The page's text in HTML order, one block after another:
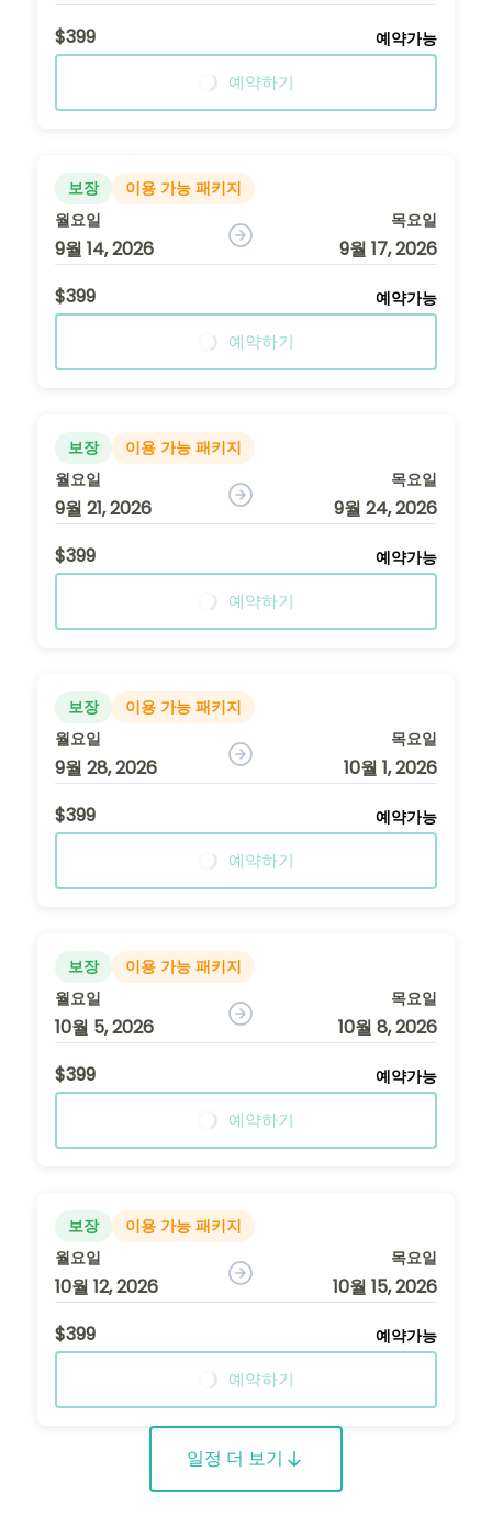
$399
예약가능
예약하기
보장
이용 가능 패키지
월요일
9월 14, 2026
목요일
9월 17, 2026
$399
예약가능
예약하기
보장
이용 가능 패키지
월요일
9월 21, 2026
목요일
9월 24, 2026
$399
예약가능
예약하기
보장
이용 가능 패키지
월요일
9월 28, 2026
목요일
10월 1, 2026
$399
예약가능
예약하기
보장
이용 가능 패키지
월요일
10월 5, 2026
목요일
10월 8, 2026
$399
예약가능
예약하기
보장
이용 가능 패키지
월요일
10월 12, 2026
목요일
10월 15, 2026
$399
예약가능
예약하기
일정 더 보기